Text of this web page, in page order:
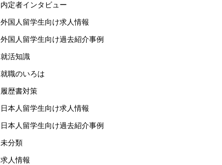
内定者インタビュー
外国人留学生向け求人情報
外国人留学生向け過去紹介事例
就活知識
就職のいろは
履歴書対策
日本人留学生向け求人情報
日本人留学生向け過去紹介事例
未分類
求人情報